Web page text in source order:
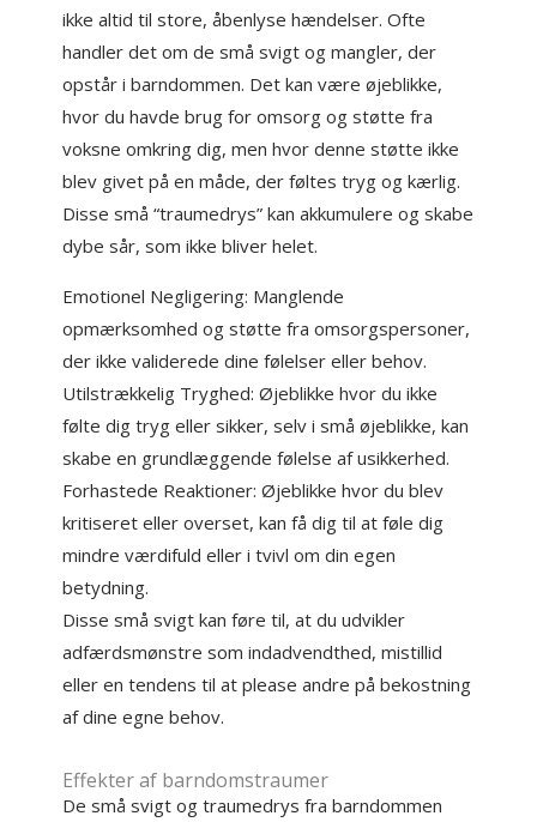
ikke altid til store, åbenlyse hændelser. Ofte
handler det om de små svigt og mangler, der
opstår i barndommen. Det kan være øjeblikke,
hvor du havde brug for omsorg og støtte fra
voksne omkring dig, men hvor denne støtte ikke
blev givet på en måde, der føltes tryg og kærlig.
Disse små “traumedrys” kan akkumulere og skabe
dybe sår, som ikke bliver helet.
Emotionel Negligering: Manglende
opmærksomhed og støtte fra omsorgspersoner,
der ikke validerede dine følelser eller behov.
Utilstrækkelig Tryghed: Øjeblikke hvor du ikke
følte dig tryg eller sikker, selv i små øjeblikke, kan
skabe en grundlæggende følelse af usikkerhed.
Forhastede Reaktioner: Øjeblikke hvor du blev
kritiseret eller overset, kan få dig til at føle dig
mindre værdifuld eller i tvivl om din egen
betydning.
Disse små svigt kan føre til, at du udvikler
adfærdsmønstre som indadvendthed, mistillid
eller en tendens til at please andre på bekostning
af dine egne behov.
Effekter af barndomstraumer
De små svigt og traumedrys fra barndommen